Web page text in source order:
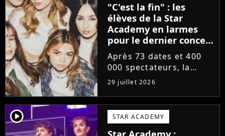
"C'est la fin" : les
élèves de la Star
Academy en larmes
pour le dernier concert
de la tournée
Après 73 dates et 400
000 spectateurs, la
tournée de la Star
Academy vient de se
terminer dans les
larmes. Sur les réseaux
sociaux, les élèves
adressent un dernier
29 juillet 2026
player2 STAR ACADEMY